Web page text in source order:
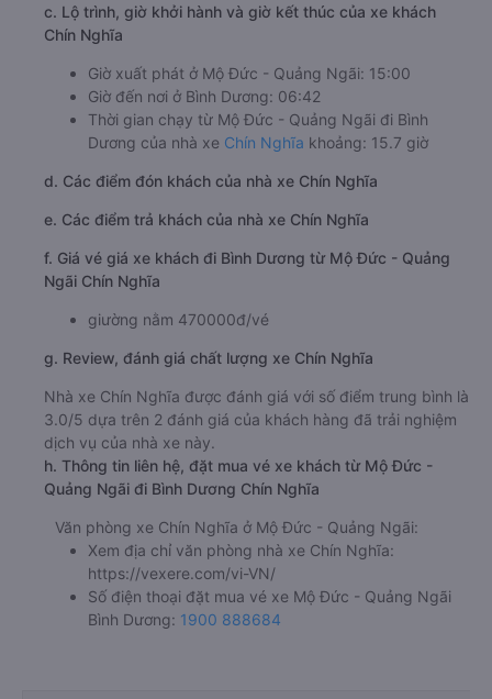
c. Lộ trình, giờ khởi hành và giờ kết thúc của xe khách
Chín Nghĩa
Giờ xuất phát ở Mộ Đức - Quảng Ngãi: 15:00
Giờ đến nơi ở Bình Dương: 06:42
Thời gian chạy từ Mộ Đức - Quảng Ngãi đi Bình
Dương của nhà xe Chín Nghĩa khoảng: 15.7 giờ
d. Các điểm đón khách của nhà xe Chín Nghĩa
e. Các điểm trả khách của nhà xe Chín Nghĩa
f. Giá vé giá xe khách đi Bình Dương từ Mộ Đức - Quảng
Ngãi Chín Nghĩa
giường nằm 470000đ/vé
g. Review, đánh giá chất lượng xe Chín Nghĩa
Nhà xe Chín Nghĩa được đánh giá với số điểm trung bình là
3.0/5 dựa trên 2 đánh giá của khách hàng đã trải nghiệm
dịch vụ của nhà xe này.
h. Thông tin liên hệ, đặt mua vé xe khách từ Mộ Đức -
Quảng Ngãi đi Bình Dương Chín Nghĩa
Văn phòng xe Chín Nghĩa ở Mộ Đức - Quảng Ngãi:
Xem địa chỉ văn phòng nhà xe Chín Nghĩa:
https://vexere.com/vi-VN/
Số điện thoại đặt mua vé xe Mộ Đức - Quảng Ngãi
Bình Dương: 1900 888684